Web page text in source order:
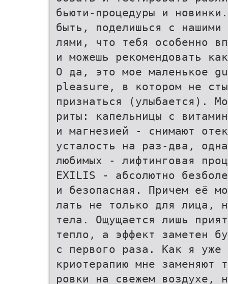
бьюти-процедуры и
быть, поделишься с нашими
лями, что тебя особенно
и можешь рекомендовать
О да, это мое маленькое
pleasure, в котором не
признаться (улыбается).
риты: капельницы с
и магнезией - снимают
усталость на раз-два,
любимых - лифтинговая
EXILIS - абсолютно
и безопасная. Причем её
лать не только для лица,
тела. Ощущается лишь
тепло, а эффект заметен
с первого раза. Как я уже
криотерапию мне заменяют
ровки на свежем воздухе,